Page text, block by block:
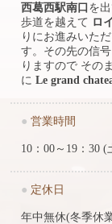
西葛西駅南口 を
歩道を越えて ロ
りにお進みいた
す。その先の信
りますので その
に Le grand
● 営業時間
10：00～19：30 (
● 定休日
年中無休(冬季休